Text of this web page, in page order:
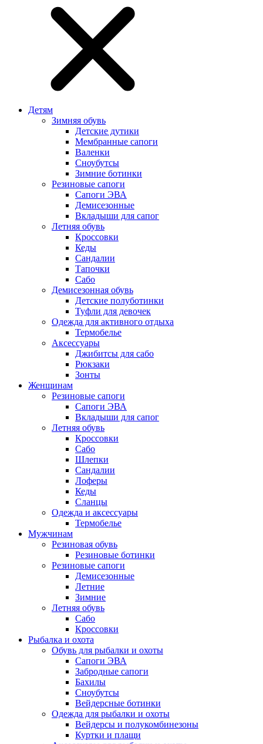
Детям
Зимняя обувь
Детские дутики
Мембранные сапоги
Валенки
Сноубутсы
Зимние ботинки
Резиновые сапоги
Сапоги ЭВА
Демисезонные
Вкладыши для сапог
Летняя обувь
Кроссовки
Кеды
Сандалии
Тапочки
Сабо
Демисезонная обувь
Детские полуботинки
Туфли для девочек
Одежда для активного отдыха
Термобелье
Аксессуары
Джибитсы для сабо
Рюкзаки
Зонты
Женщинам
Резиновые сапоги
Cапоги ЭВА
Вкладыши для сапог
Летняя обувь
Кроссовки
Сабо
Шлепки
Сандалии
Лоферы
Кеды
Сланцы
Одежда и аксессуары
Термобелье
Мужчинам
Резиновая обувь
Резиновые ботинки
Резиновые сапоги
Демисезонные
Летние
Зимние
Летняя обувь
Сабо
Кроссовки
Рыбалка и охота
Обувь для рыбалки и охоты
Сапоги ЭВА
Забродные сапоги
Бахилы
Сноубутсы
Вейдерсные ботинки
Одежда для рыбалки и охоты
Вейдерсы и полукомбинезоны
Куртки и плащи